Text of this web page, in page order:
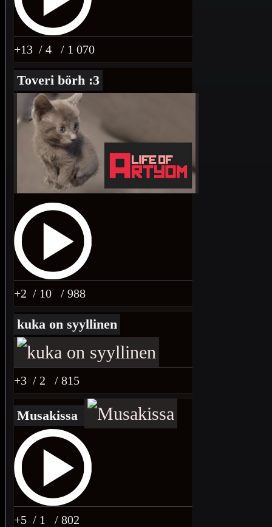
+13 / 4 / 1 070
Toveri börh :3
+2 / 10 / 988
kuka on syyllinen
+3 / 2 / 815
Musakissa
+5 / 1 / 802